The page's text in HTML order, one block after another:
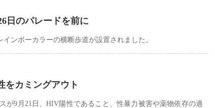
日のパレードを前に
ンボーカラーの横断歩道が設置されました。
をカミングアウト
が9月21日、HIV陽性であること、性暴力被害や薬物依存の過